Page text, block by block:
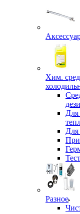
Хим.
Для
Разное